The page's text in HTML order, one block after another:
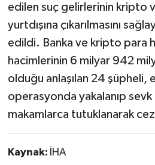
edilen suç gelirlerinin kripto
yurtdışına çıkarılmasını
edildi. Banka ve kripto para
hacimlerinin 6 milyar 942
olduğu anlaşılan 24 şüpheli,
operasyonda yakalanıp
makamlarca tutuklanarak
Kaynak: İHA